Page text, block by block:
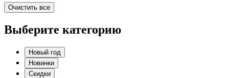
Очистить все
Выберите категорию
Новый год
Новинки
Скидки